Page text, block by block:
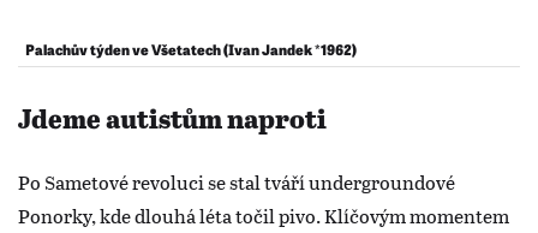
Palachův týden ve Všetatech (Ivan Jandek *1962)
Jdeme autistům naproti
Po Sametové revoluci se stal tváří undergroundové
Ponorky, kde dlouhá léta točil pivo. Klíčovým momentem